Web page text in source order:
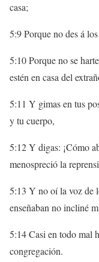
casa;
5:9 Porque no des á
5:10 Porque no se
estén en casa del
5:11 Y gimas en tus
y tu cuerpo,
5:12 Y digas: ¡Cómo
menospreció la
5:13 Y no oí la voz de
enseñaban no incliné
5:14 Casi en todo mal
congregación.